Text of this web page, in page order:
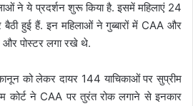
ने ये प्रदर्शन शुरू किया है. इसमें महिलाएं 24
हुई हैं. इन महिलाओं ने गुब्बारों में CAA और
और पोस्टर लगा रखे थे.
को लेकर दायर 144 याचिकाओं पर सुप्रीम
कोर्ट ने CAA पर तुरंत रोक लगाने से इनकार